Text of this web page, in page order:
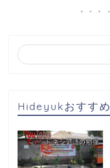
Hideyukおすすめ